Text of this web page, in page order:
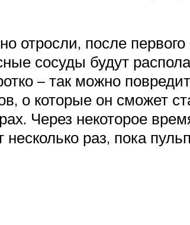
отросли, после первого
сосуды будут
– так можно
о которые он сможет
Через некоторое
раз, пока